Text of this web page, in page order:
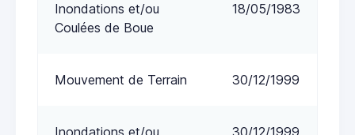
Inondations et/ou
Coulées de Boue
18/05/1983
Mouvement de Terrain 30/12/1999